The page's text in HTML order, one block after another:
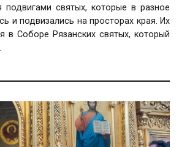
подвигами святых, которые в разное
и подвизались на просторах края. Их
в Соборе Рязанских святых, который